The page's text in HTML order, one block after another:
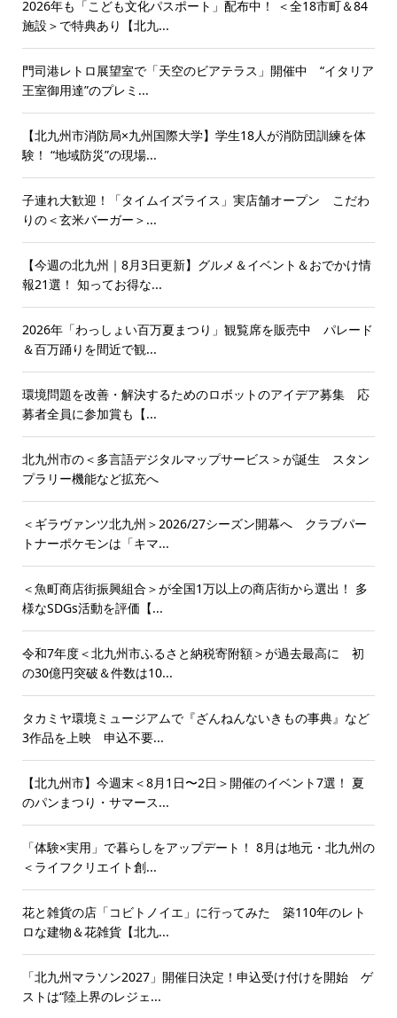
2026年も「こども文化パスポート」配布中！ ＜全18市町＆84
施設＞で特典あり【北九...
門司港レトロ展望室で「天空のビアテラス」開催中 “イタリア
王室御用達”のプレミ...
【北九州市消防局×九州国際大学】学生18人が消防団訓練を体
験！ “地域防災”の現場...
子連れ大歓迎！「タイムイズライス」実店舗オープン こだわ
りの＜玄米バーガー＞...
【今週の北九州｜8月3日更新】グルメ＆イベント＆おでかけ情
報21選！ 知ってお得な...
2026年「わっしょい百万夏まつり」観覧席を販売中 パレード
＆百万踊りを間近で観...
環境問題を改善・解決するためのロボットのアイデア募集 応
募者全員に参加賞も【...
北九州市の＜多言語デジタルマップサービス＞が誕生 スタン
プラリー機能など拡充へ
＜ギラヴァンツ北九州＞2026/27シーズン開幕へ クラブパー
トナーポケモンは「キマ...
＜魚町商店街振興組合＞が全国1万以上の商店街から選出！ 多
様なSDGs活動を評価【...
令和7年度＜北九州市ふるさと納税寄附額＞が過去最高に 初
の30億円突破＆件数は10...
タカミヤ環境ミュージアムで『ざんねんないきもの事典』など
3作品を上映 申込不要...
【北九州市】今週末＜8月1日〜2日＞開催のイベント7選！ 夏
のパンまつり・サマース...
「体験×実用」で暮らしをアップデート！ 8月は地元・北九州の
＜ライフクリエイト創...
花と雑貨の店「コビトノイエ」に行ってみた 築110年のレト
ロな建物＆花雑貨【北九...
「北九州マラソン2027」開催日決定！申込受け付けを開始 ゲ
ストは“陸上界のレジェ...